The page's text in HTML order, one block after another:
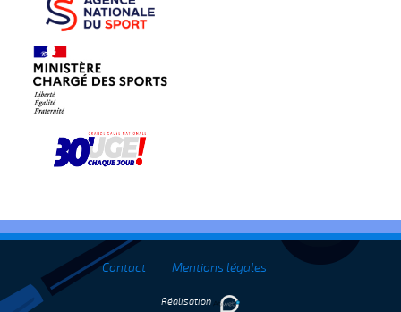
Contact Mentions légales
Réalisation